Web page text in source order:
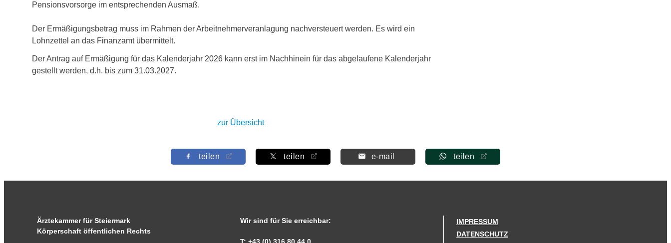
Pensionsvorsorge im entsprechenden Ausmaß.
Der Ermäßigungsbetrag muss im Rahmen der Arbeitnehmerveranlagung nachversteuert werden. Es wird ein
Lohnzettel an das Finanzamt übermittelt.
Der Antrag auf Ermäßigung für das Kalenderjahr 2026 kann erst im Nachhinein für das abgelaufene Kalenderjahr
gestellt werden, d.h. bis zum 31.03.2027.
zur Übersicht
teilen teilen e-mail teilen
Ärztekammer für Steiermark
Körperschaft öffentlichen Rechts
Wir sind für Sie erreichbar:
IMPRESSUM
DATENSCHUTZ